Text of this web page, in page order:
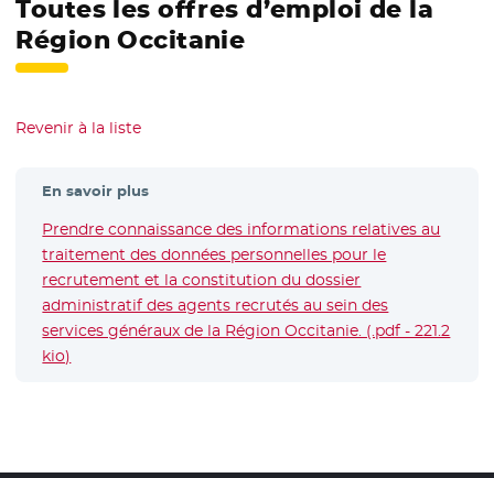
Toutes les offres d’emploi de la
Région Occitanie
Revenir à la liste
En savoir plus
Prendre connaissance des informations relatives au
traitement des données personnelles pour le
recrutement et la constitution du dossier
administratif des agents recrutés au sein des
services généraux de la Région Occitanie. (.pdf - 221.2
kio)